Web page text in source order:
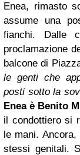
Enea, rimasto
assume una
fianchi. Dalle
proclamazione
balcone di
le genti che
posti sotto la
Enea è Benito
il condottiero si
le mani.
stessi genitali.